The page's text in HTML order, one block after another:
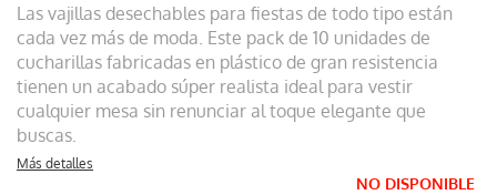
Las vajillas desechables para fiestas de todo tipo están
cada vez más de moda. Este pack de 10 unidades de
cucharillas fabricadas en plástico de gran resistencia
tienen un acabado súper realista ideal para vestir
cualquier mesa sin renunciar al toque elegante que
buscas.
Más detalles
NO DISPONIBLE